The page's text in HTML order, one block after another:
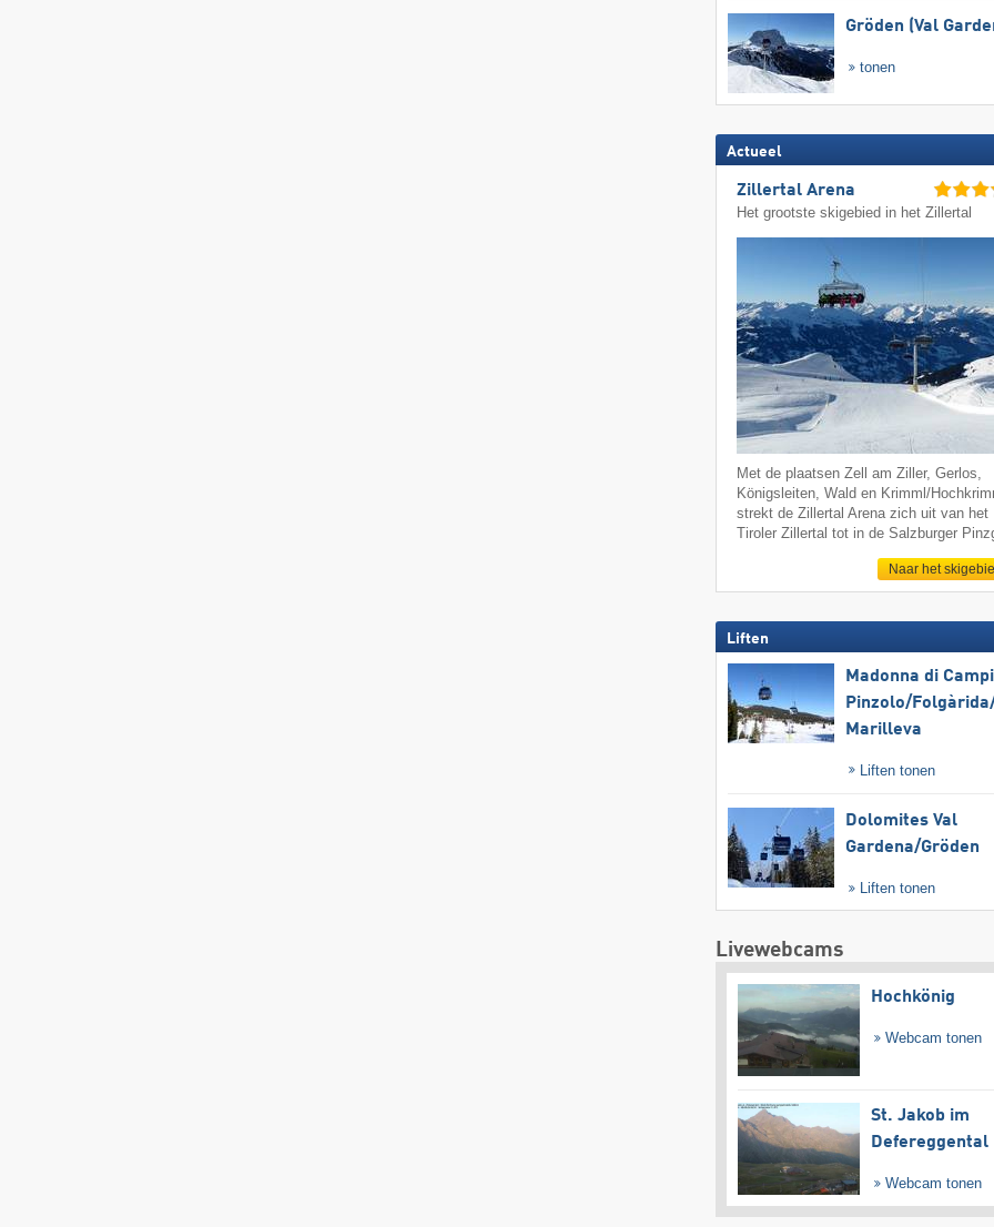
Gröden (Val
tonen
Actueel
Zillertal Arena
Het grootste skigebied in het Zillertal
Met de plaatsen Zell am Ziller, Gerlos,
Königsleiten, Wald en Krimml/
strekt de Zillertal Arena zich uit van het
Tiroler Zillertal tot in de Salzburger
Naar het
Liften
Madonna di
Pinzolo/​
Marilleva
Liften tonen
Dolomites Val
Gardena/​Gröden
Liften tonen
Livewebcams
Hochkönig
Webcam tonen
St. Jakob im
Defereggental
Webcam tonen